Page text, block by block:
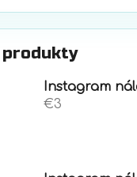
produkty
Instagram
€3